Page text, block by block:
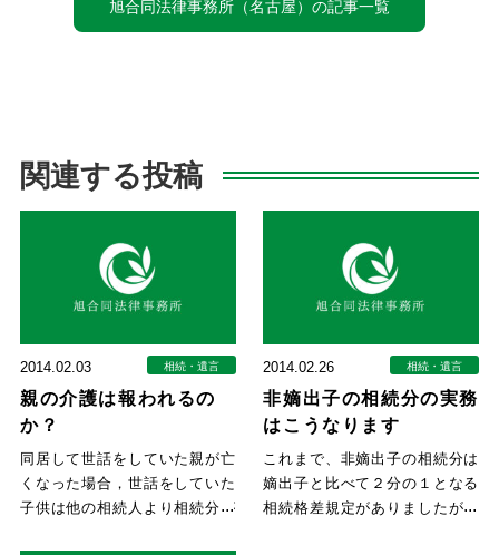
旭合同法律事務所（名古屋）の記事一覧
関連する投稿
2014.02.03 相続・遺言
親の介護は報われるの
か？
同居して世話をしていた親が亡
くなった場合，世話をしていた
子供は他の相続人より相続分が
2014.02.26 相続・遺言
非嫡出子の相続分の実務
はこうなります
これまで、非嫡出子の相続分は
嫡出子と比べて２分の１となる
相続格差規定がありましたが、